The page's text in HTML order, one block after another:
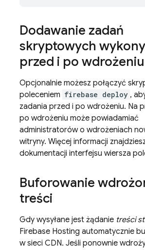
Dodawanie zadań
skryptowych
przed i po wdrożeniu
Opcjonalnie możesz połączyć
poleceniem firebase deploy ,
zadania przed i po wdrożeniu. Na
po wdrożeniu może powiadamiać
administratorów o wdrożeniach
witryny. Więcej informacji
dokumentacji interfejsu wiersza
Buforowanie
treści
Gdy wysyłane jest żądanie treści
Firebase Hosting automatycznie
w sieci CDN. Jeśli ponownie